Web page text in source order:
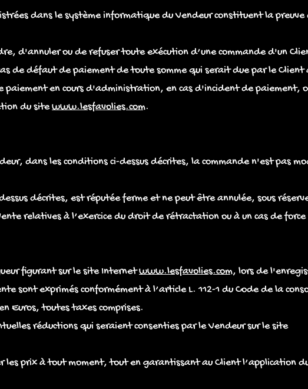
dans le système informatique du Vendeur constituent la
d'annuler ou de refuser toute exécution d’une commande d'un
de défaut de paiement de toute somme qui serait due par le
paiement en cours d'administration, en cas d'incident de paiement,
du sitewww.lesfavolies.com.
dans les conditions ci-dessus décrites, la commande n'est pas
décrites, est réputée ferme et ne peut être annulée, sous
relatives à l’exercice du droit de rétractation ou à un cas de
figurant sur le site Internetwww.lesfavolies.com, lors de
sont exprimés conformément à l’article L. 112-1 du Code de la
Euros, toutes taxes comprises.
réductions qui seraient consenties par le Vendeur sur le site
les prix à tout moment, tout en garantissant au Client l’application